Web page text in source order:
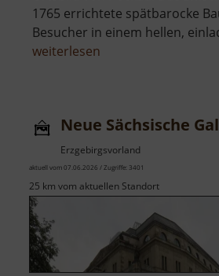
1765 errichtete spätbarocke
Besucher in einem hellen,
weiterlesen
Neue Sächsische
Erzgebirgsvorland
aktuell vom 07.06.2026 / Zugriffe: 3401
25 km vom aktuellen Standort